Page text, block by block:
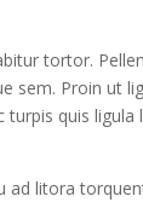
tortor.
sem. Proin ut
quis
litora